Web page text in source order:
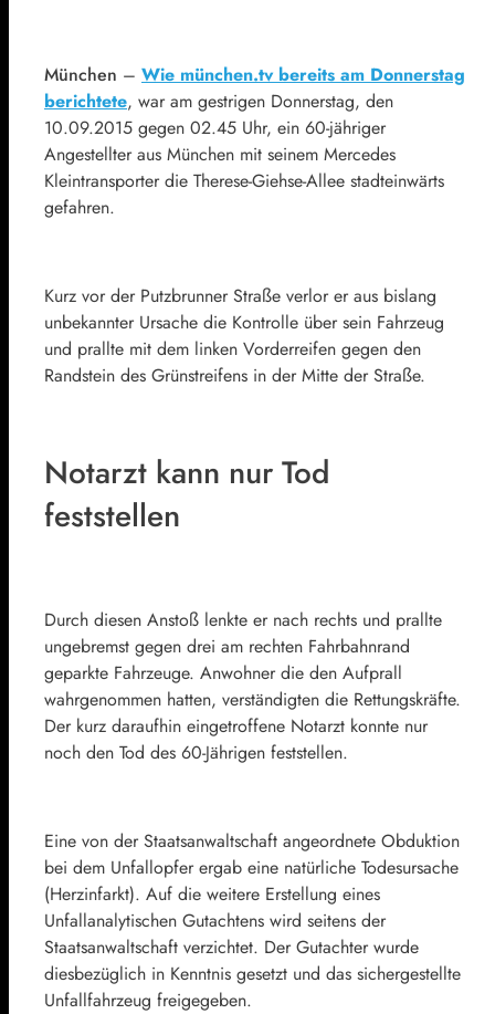
München – Wie münchen.tv bereits am Donnerstag
berichtete, war am gestrigen Donnerstag, den
10.09.2015 gegen 02.45 Uhr, ein 60-jähriger
Angestellter aus München mit seinem Mercedes
Kleintransporter die Therese-Giehse-Allee stadteinwärts
gefahren.
Kurz vor der Putzbrunner Straße verlor er aus bislang
unbekannter Ursache die Kontrolle über sein Fahrzeug
und prallte mit dem linken Vorderreifen gegen den
Randstein des Grünstreifens in der Mitte der Straße.
Notarzt kann nur Tod
feststellen
Durch diesen Anstoß lenkte er nach rechts und prallte
ungebremst gegen drei am rechten Fahrbahnrand
geparkte Fahrzeuge. Anwohner die den Aufprall
wahrgenommen hatten, verständigten die Rettungskräfte.
Der kurz daraufhin eingetroffene Notarzt konnte nur
noch den Tod des 60-Jährigen feststellen.
Eine von der Staatsanwaltschaft angeordnete Obduktion
bei dem Unfallopfer ergab eine natürliche Todesursache
(Herzinfarkt). Auf die weitere Erstellung eines
Unfallanalytischen Gutachtens wird seitens der
Staatsanwaltschaft verzichtet. Der Gutachter wurde
diesbezüglich in Kenntnis gesetzt und das sichergestellte
Unfallfahrzeug freigegeben.